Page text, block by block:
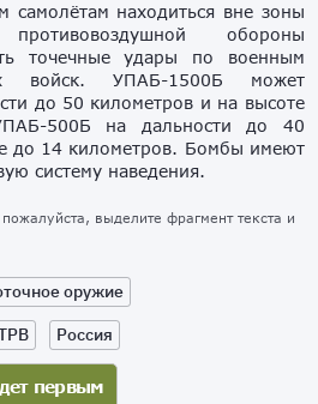
самолётам находиться вне зоны
обороны
точечные удары по военным
войск. УПАБ-1500Б может
до 50 километров и на высоте
500Б на дальности до 40
до 14 километров. Бомбы имеют
систему наведения.
выделите фрагмент текста и
оружие
Россия